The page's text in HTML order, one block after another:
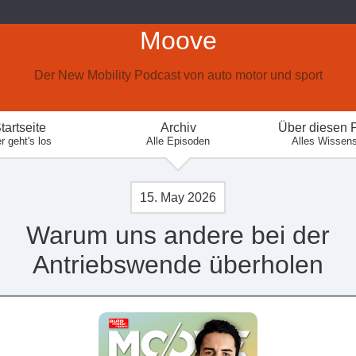
Moove
Der New Mobility Podcast von auto motor und sport
geht's los
Archiv
Alle Episoden
Über diesen
Alles
15. May 2026
Warum uns andere bei der
Antriebswende überholen